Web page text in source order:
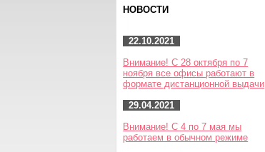
НОВОСТИ
22.10.2021
Внимание! С 28 октября по 7
ноября все офисы работают в
формате дистанционной выдачи
29.04.2021
Внимание! С 4 по 7 мая мы
работаем в обычном режиме